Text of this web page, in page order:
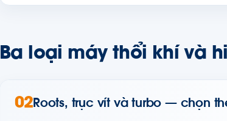
Ba loại máy thổi khí và
02Roots, trục vít và turbo — chọn